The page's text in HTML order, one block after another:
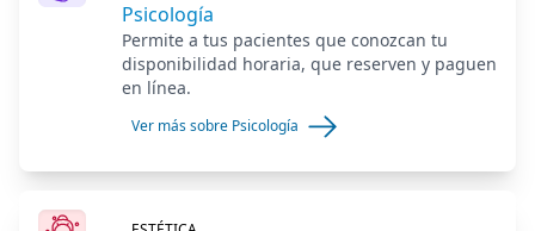
Psicología
Permite a tus pacientes que conozcan tu
disponibilidad horaria, que reserven y paguen
en línea.
Ver más sobre Psicología